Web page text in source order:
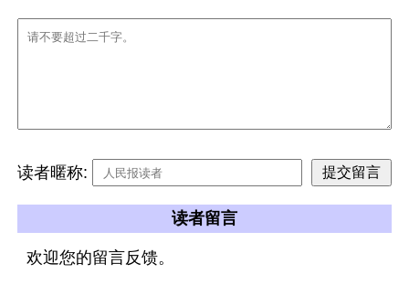
读者暱称:
读者留言
欢迎您的留言反馈。